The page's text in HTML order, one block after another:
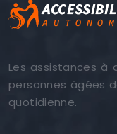
Les assistances à
personnes âgées
quotidienne.